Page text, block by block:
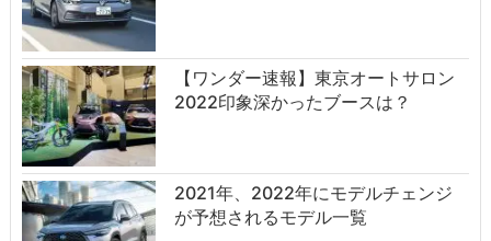
【ワンダー速報】東京オートサロン
2022印象深かったブースは？
2021年、2022年にモデルチェンジ
が予想されるモデル一覧